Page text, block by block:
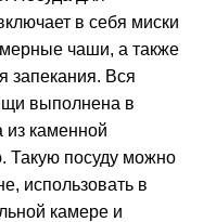
в себя миски
чаши, а также
запекания. Вся
выполнена в
из каменной
Такую посуду можно
использовать в
камере и